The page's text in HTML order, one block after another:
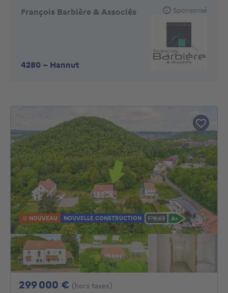
François Barbière & Associés
4280 - Hannut
Sponsorisé
NOUVEAU NOUVELLE CONSTRUCTION
299 000 € 299000€
(hors taxes)